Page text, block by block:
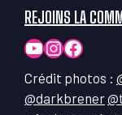
REJOINS LA
YouTube
Instagram
Crédit photos :
@darkbrener